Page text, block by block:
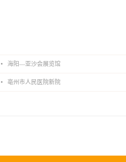
海阳—亚沙会展览馆
亳州市人民医院新院